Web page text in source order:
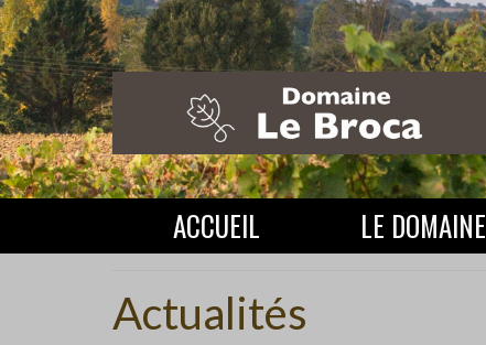
ACCUEIL LE DOMAINE
Actualités